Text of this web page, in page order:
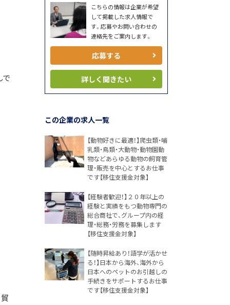
で
こちらの情報は企業が希望
して掲載した求人情報で
す。応募やお問い合わせの
連絡先をご案内します。
応募する
詳しく聞きたい
この企業の求人一覧
【動物好きに最適！】爬虫類・哺
乳類・鳥類・大動物・動物園動
物などあらゆる動物の飼育管
理・販売を中心とするお仕事
です【移住支援金対象】
【経験者歓迎！】２０年以上の
経験と実績をもつ動物専門の
総合商社で、グループ内の経
理・総務・労務を募集します
【移住支援金対象】
【随時昇給あり！語学が活かせ
る！】日本から海外、海外から
日本へのペットのお引越しの
手続きをサポートするお仕事
です【移住支援金対象】